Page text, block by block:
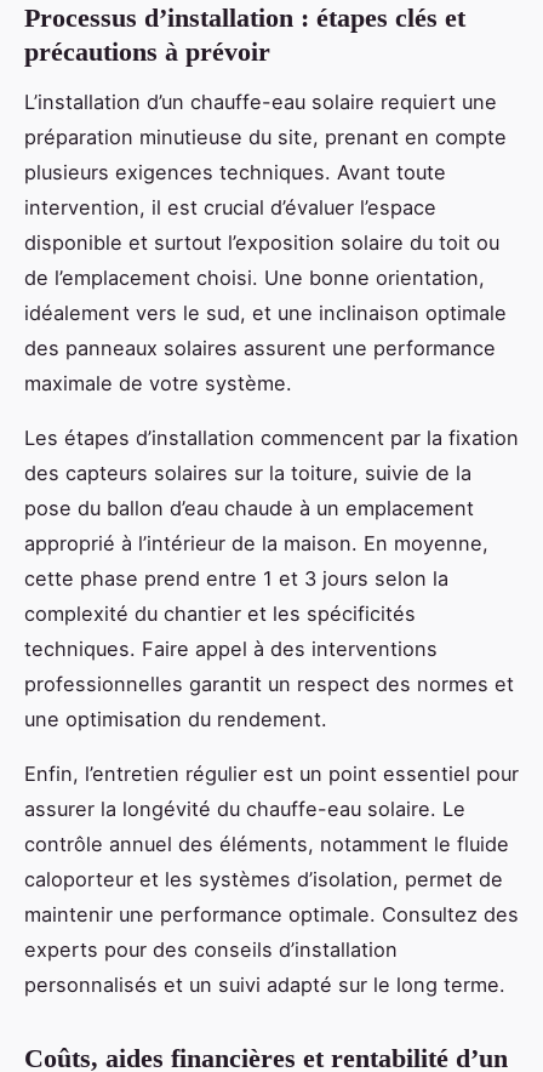
Processus d’installation : étapes clés et
précautions à prévoir
L’installation d’un chauffe-eau solaire requiert une
préparation minutieuse du site, prenant en compte
plusieurs exigences techniques. Avant toute
intervention, il est crucial d’évaluer l’espace
disponible et surtout l’exposition solaire du toit ou
de l’emplacement choisi. Une bonne orientation,
idéalement vers le sud, et une inclinaison optimale
des panneaux solaires assurent une performance
maximale de votre système.
Les étapes d’installation commencent par la fixation
des capteurs solaires sur la toiture, suivie de la
pose du ballon d’eau chaude à un emplacement
approprié à l’intérieur de la maison. En moyenne,
cette phase prend entre 1 et 3 jours selon la
complexité du chantier et les spécificités
techniques. Faire appel à des interventions
professionnelles garantit un respect des normes et
une optimisation du rendement.
Enfin, l’entretien régulier est un point essentiel pour
assurer la longévité du chauffe-eau solaire. Le
contrôle annuel des éléments, notamment le fluide
caloporteur et les systèmes d’isolation, permet de
maintenir une performance optimale. Consultez des
experts pour des conseils d’installation
personnalisés et un suivi adapté sur le long terme.
Coûts, aides financières et rentabilité d’un